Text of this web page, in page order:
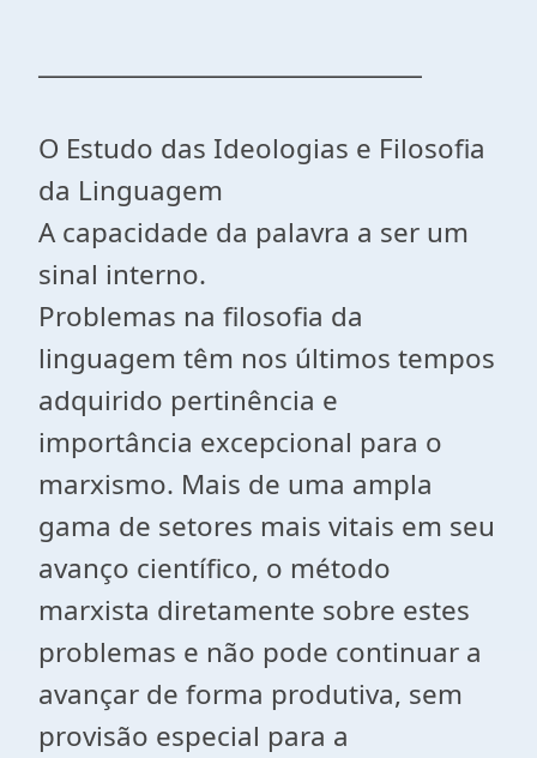
O Estudo das Ideologias e Filosofia
da Linguagem
A capacidade da palavra a ser um
sinal interno.
Problemas na filosofia da
linguagem têm nos últimos tempos
adquirido pertinência e
importância excepcional para o
marxismo. Mais de uma ampla
gama de setores mais vitais em seu
avanço científico, o método
marxista diretamente sobre estes
problemas e não pode continuar a
avançar de forma produtiva, sem
provisão especial para a